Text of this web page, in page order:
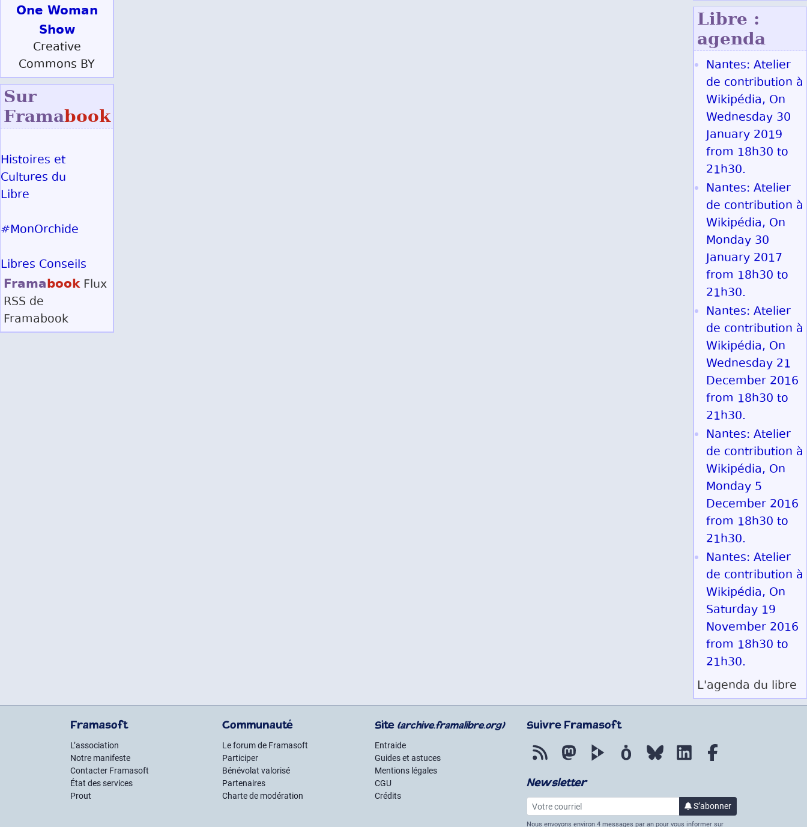
Libre :
agenda
Nantes: Atelier
de contribution à
Wikipédia, On
Wednesday 30
January 2019
from 18h30 to
21h30.
Nantes: Atelier
de contribution à
Wikipédia, On
Monday 30
January 2017
from 18h30 to
21h30.
Nantes: Atelier
de contribution à
Wikipédia, On
Wednesday 21
December 2016
from 18h30 to
21h30.
Nantes: Atelier
de contribution à
Wikipédia, On
Monday 5
December 2016
from 18h30 to
21h30.
Nantes: Atelier
de contribution à
Wikipédia, On
Saturday 19
November 2016
from 18h30 to
21h30.
L'agenda du libre
One Woman
Show
Creative
Commons BY
Sur
Framabook
Histoires et
Cultures du
Libre
#MonOrchide
Libres Conseils
Framabook Flux
RSS de
Framabook
Framasoft
L’association
Notre manifeste
Contacter Framasoft
État des services
Prout
Communauté
Le forum de Framasoft
Participer
Bénévolat valorisé
Partenaires
Charte de modération
Site (archive.framalibre.org)
Entraide
Guides et astuces
Mentions légales
CGU
Crédits
Suivre Framasoft
Flux RSS MastodonPeerTube Mobilizon Bluesky LinkedIn
Newsletter
Votre courriel
S’abonner
à la lettre d’informations
Nous envoyons environ 4 messages par an pour vous informer sur